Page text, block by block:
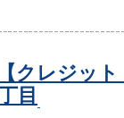
【クレジッ
目